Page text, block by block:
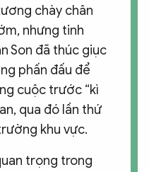
chày chân
nhưng tinh
Son đã thúc giục
phấn đấu để
cuộc trước “kì
qua đó lần thứ
khu vực.
trọng trong